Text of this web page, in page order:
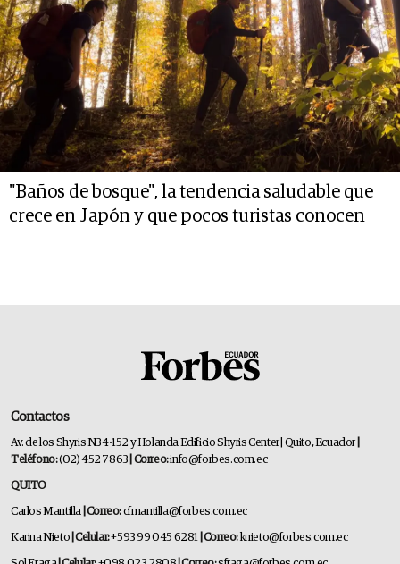
"Baños de bosque", la tendencia saludable que
crece en Japón y que pocos turistas conocen
Contactos
Av. de los Shyris N34-152 y Holanda Edificio Shyris Center | Quito, Ecuador
Teléfono:(02) 452 7863 | Correo:info@forbes.com.ec
QUITO
Carlos Mantilla | Correo:cfmantilla@forbes.com.ec
Karina Nieto | Celular:+593 99 045 6281 | Correo:knieto@forbes.com.ec